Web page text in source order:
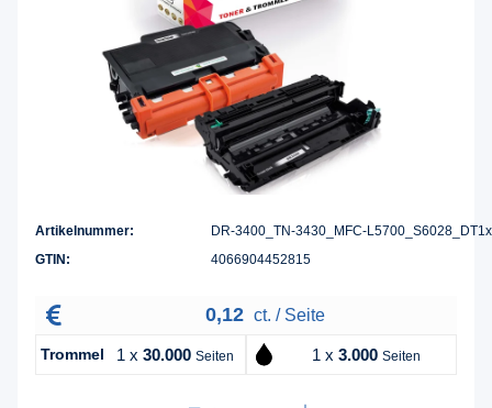
Artikelnummer:
DR-3400_TN-3430_MFC-L5700_S6028_DT1x
GTIN:
4066904452815
0,12 ct. / Seite
Trommel 1 x 30.000 Seiten 1 x 3.000 Seiten